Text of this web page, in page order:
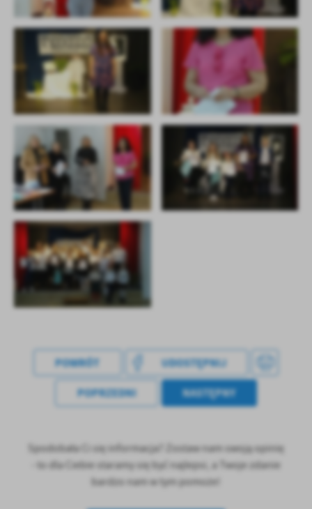
POWRÓT UDOSTĘPNIJ
POPRZEDNI NASTĘPNY
Spodobała Ci się informacja? Zostaw nam swoją opinię
- to dla Ciebie staramy się być najlepsi, a Twoje zdanie
bardzo nam w tym pomoże!